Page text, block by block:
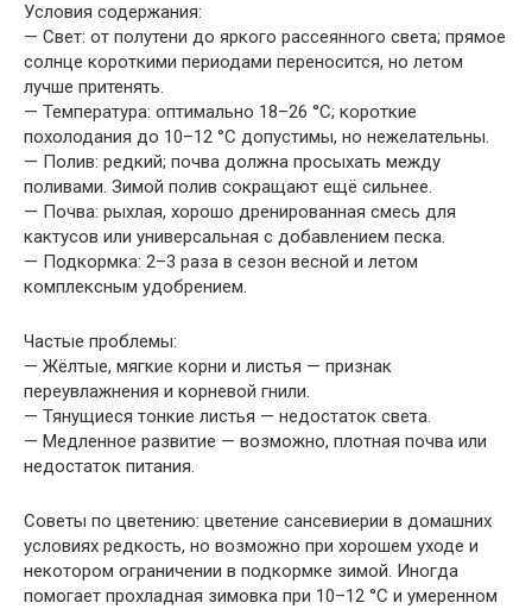
Условия содержания:
— Свет: от полутени до яркого рассеянного света; прямое
солнце короткими периодами переносится, но летом
лучше притенять.
— Температура: оптимально 18–26 °C; короткие
похолодания до 10–12 °C допустимы, но нежелательны.
— Полив: редкий; почва должна просыхать между
поливами. Зимой полив сокращают ещё сильнее.
— Почва: рыхлая, хорошо дренированная смесь для
кактусов или универсальная с добавлением песка.
— Подкормка: 2–3 раза в сезон весной и летом
комплексным удобрением.
Частые проблемы:
— Жёлтые, мягкие корни и листья — признак
переувлажнения и корневой гнили.
— Тянущиеся тонкие листья — недостаток света.
— Медленное развитие — возможно, плотная почва или
недостаток питания.
Советы по цветению: цветение сансевиерии в домашних
условиях редкость, но возможно при хорошем уходе и
некотором ограничении в подкормке зимой. Иногда
помогает прохладная зимовка при 10–12 °C и умеренном